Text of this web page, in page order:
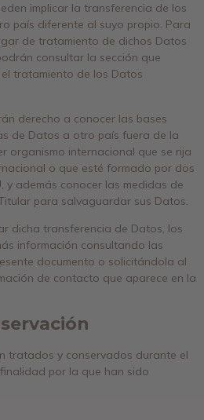
implicar la transferencia de los
país diferente al suyo propio. Para
de tratamiento de dichos Datos
consultar la sección que
tratamiento de los Datos
derecho a conocer las bases
de Datos a otro país fuera de la
organismo internacional que se rija
o que esté formado por dos
y además conocer las medidas de
para salvaguardar sus Datos.
dicha transferencia de Datos, los
información consultando las
documento o solicitándola al
de contacto que aparece en la
tratados y conservados durante el
por la que han sido